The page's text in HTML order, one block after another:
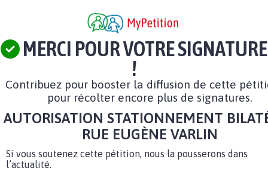
MERCI POUR VOTRE SIGNATURE
!
Contribuez pour booster la diffusion de cette
pour récolter encore plus de signatures.
AUTORISATION STATIONNEMENT
RUE EUGÈNE VARLIN
Si vous soutenez cette pétition, nous la pousserons dans
l’actualité.